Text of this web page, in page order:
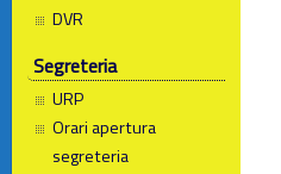
DVR
Segreteria
URP
Orari apertura
segreteria